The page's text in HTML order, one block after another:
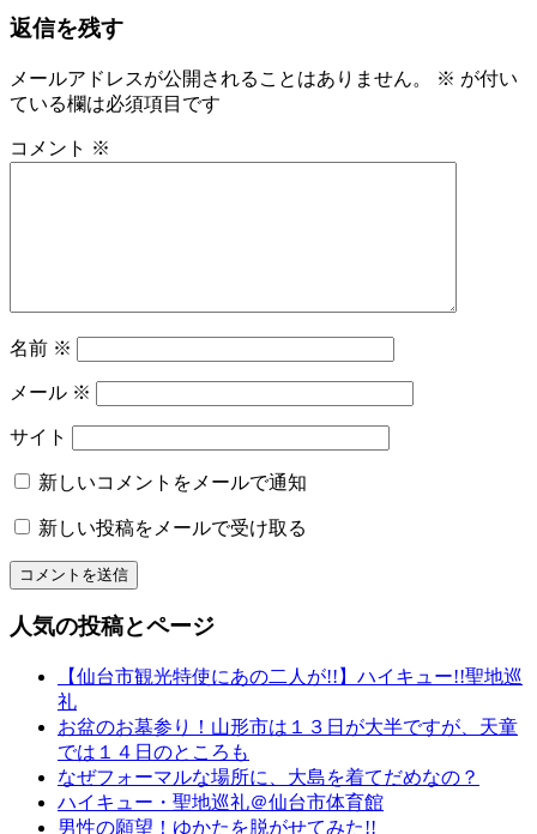
か
の
着
レ
和〜
っ
く
和
化
形
有
ゲ
ー
シ
ン
返信を残す
メールアドレスが公開されることはありません。 ※ が付い
ている欄は必須項目です
コメント ※
名前 ※
メール ※
サイト
新しいコメントをメールで通知
新しい投稿をメールで受け取る
人気の投稿とページ
【仙台市観光特使にあの二人が!!】ハイキュー!!聖地巡
礼
お盆のお墓参り！山形市は１３日が大半ですが、天童
では１４日のところも
なぜフォーマルな場所に、大島を着てだめなの？
ハイキュー・聖地巡礼＠仙台市体育館
男性の願望！ゆかたを脱がせてみた!!